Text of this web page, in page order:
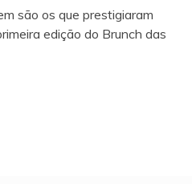
são os que prestigiaram
edição do Brunch das